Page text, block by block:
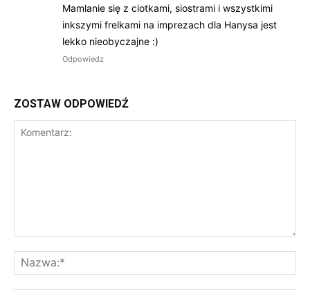
Mamlanie się z ciotkami, siostrami i wszystkimi
inkszymi frelkami na imprezach dla Hanysa jest
lekko nieobyczajne :)
Odpowiedz
ZOSTAW ODPOWIEDŹ